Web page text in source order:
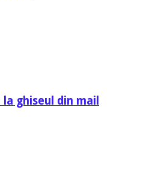
ghiseul din mail